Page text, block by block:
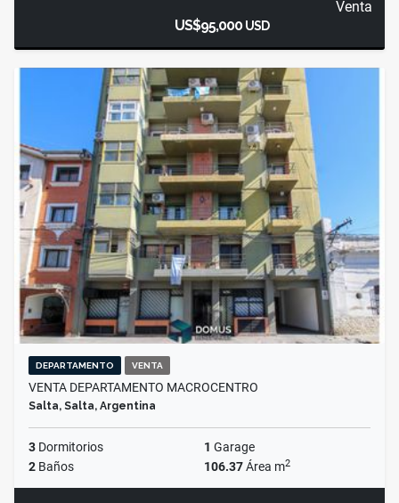
Venta
US$95,000USD
DEPARTAMENTO VENTA
VENTA DEPARTAMENTO MACROCENTRO
Salta, Salta, Argentina
3 Dormitorios 1 Garage
2 Baños 106.37Área m2